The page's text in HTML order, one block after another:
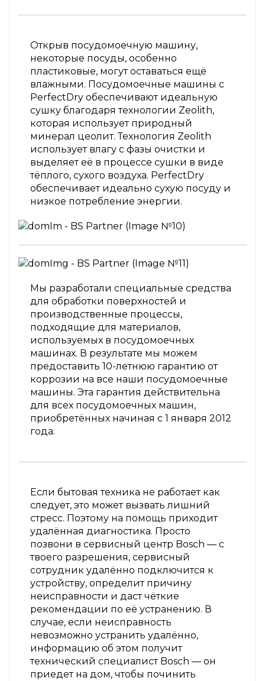
Открыв посудомоечную машину,
некоторые посуды, особенно
пластиковые, могут оставаться ещё
влажными. Посудомоечные машины с
PerfectDry обеспечивают идеальную
сушку благодаря технологии Zeolith,
которая использует природный
минерал цеолит. Технология Zeolith
использует влагу с фазы очистки и
выделяет её в процессе сушки в виде
тёплого, сухого воздуха. PerfectDry
обеспечивает идеально сухую посуду и
низкое потребление энергии.
Мы разработали специальные средства
для обработки поверхностей и
производственные процессы,
подходящие для материалов,
используемых в посудомоечных
машинах. В результате мы можем
предоставить 10-летнюю гарантию от
коррозии на все наши посудомоечные
машины. Эта гарантия действительна
для всех посудомоечных машин,
приобретённых начиная с 1 января 2012
года.
Если бытовая техника не работает как
следует, это может вызвать лишний
стресс. Поэтому на помощь приходит
удалённая диагностика. Просто
позвони в сервисный центр Bosch — с
твоего разрешения, сервисный
сотрудник удалённо подключится к
устройству, определит причину
неисправности и даст чёткие
рекомендации по её устранению. В
случае, если неисправность
невозможно устранить удалённо,
информацию об этом получит
технический специалист Bosch — он
приедет на дом, чтобы починить